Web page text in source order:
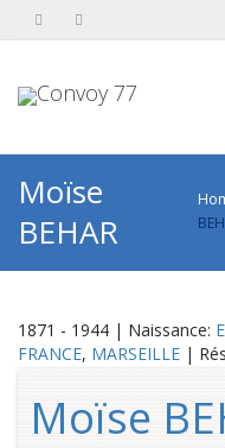
Moïse
BEHAR
1871 - 1944 | Naissance:
FRANCE, MARSEILLE |
Moïse